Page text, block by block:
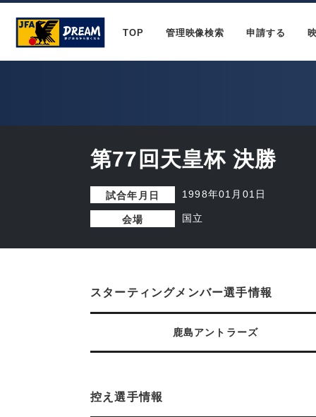
TOP 管理映像検索 申請する
第77回天皇杯 決勝
試合年月日 1998年01月01日
会場 国立
スターティングメンバー選手情報
鹿島アントラーズ
控え選手情報